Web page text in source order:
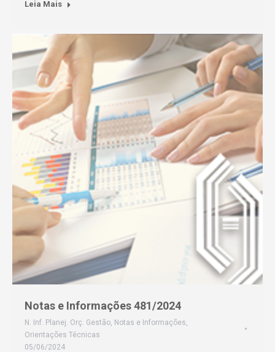
Leia Mais
Notas e Informações 481/2024
N. Inf. Planej. Orç. Gestão, Notas e Informações,
Orientações Técnicas
05/06/2024